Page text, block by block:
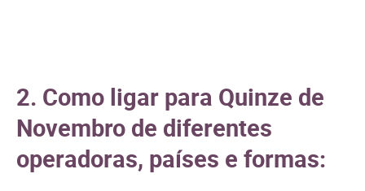
2. Como ligar para Quinze de
Novembro de diferentes
operadoras, países e formas: